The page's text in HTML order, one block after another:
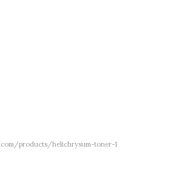
products/helichrysum-toner-1